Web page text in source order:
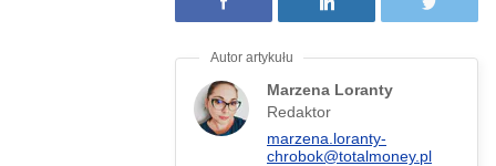
Marzena Loranty
Redaktor
marzena.loranty-
chrobok@totalmoney.pl